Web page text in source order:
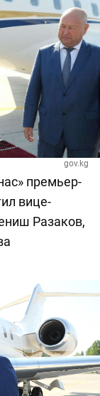
gov.kg
премьер-
вице-
Разаков,